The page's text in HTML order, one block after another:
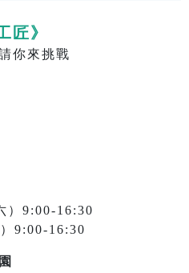
匠》
你來挑戰
）9:00-16:30
9:00-16:30